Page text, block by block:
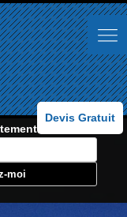
Devis Gratuit